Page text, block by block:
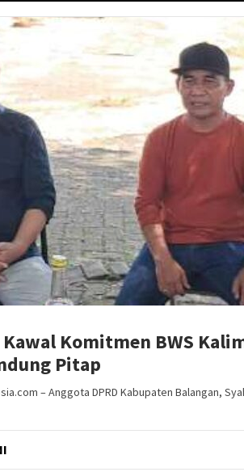
Kawal Komitmen BWS
Pitap
– Anggota DPRD Kabupaten Balangan,